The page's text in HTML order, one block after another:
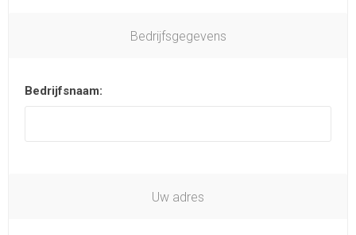
Bedrijfsgegevens
Bedrijfsnaam:
Uw adres